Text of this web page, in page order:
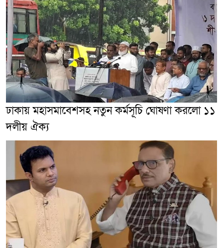
ঢাকায় মহাসমাবেশসহ নতুন কর্মসূচি ঘোষণা করলো ১১
দলীয় ঐক্য